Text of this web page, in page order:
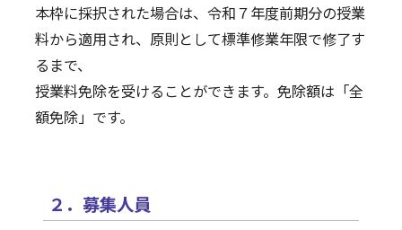
本枠に採択された場合は、令和７年度前期分の授業
料から適用され、原則として標準修業年限で修了す
るまで、
授業料免除を受けることができます。免除額は「全
額免除」です。
２．募集人員
修了生・単位修得退学者・一般の方